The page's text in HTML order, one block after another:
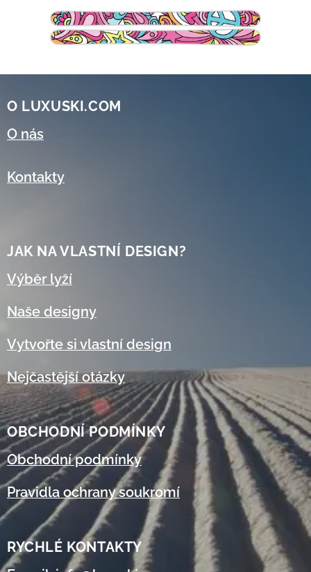
O LUXUSKI.COM
O nás
Kontakty
JAK NA VLASTNÍ DESIGN?
Výběr lyží
Naše designy
Vytvořte si vlastní design
Nejčastější otázky
OBCHODNÍPODMÍNKY
Obchodní podmínky
Pravidla ochrany soukromí
RYCHLÉ KONTAKTY